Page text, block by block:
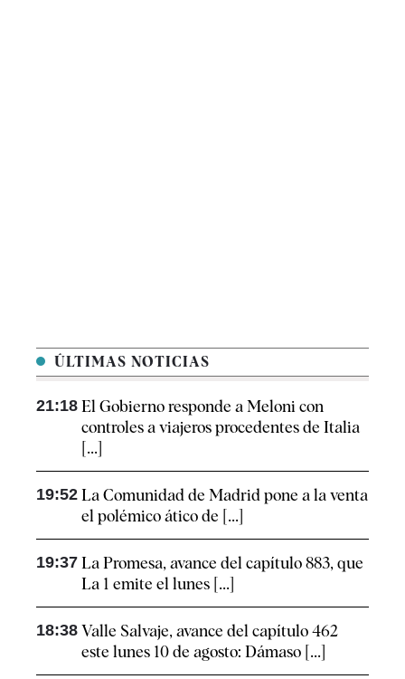
ÚLTIMAS NOTICIAS
21:18 El Gobierno responde a Meloni con
controles a viajeros procedentes de Italia
[...]
19:52 La Comunidad de Madrid pone a la venta
el polémico ático de [...]
19:37 La Promesa, avance del capítulo 883, que
La 1 emite el lunes [...]
18:38 Valle Salvaje, avance del capítulo 462
este lunes 10 de agosto: Dámaso [...]